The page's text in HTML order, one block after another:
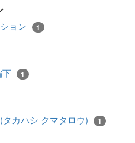
ョン 1
下 1
カハシ クマタロウ) 1